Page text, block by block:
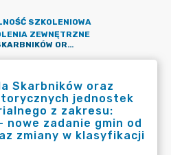
SZKOLENIOWA
ZEWNĘTRZNE
SZKOLENIE ONLINE DLA SKARBNIKÓW ORAZ PRACOWNIKÓW MERYTORYCZNYCH JEDNOSTEK SAMORZĄDU TERYTORIALNEGO Z ZAKRESU: DODATEK WĘGLOWY – NOWE ZADANIE GMIN OD SIERPNIA 2022 R. ORAZ ZMIANY W KLASYFIKACJI BUDŻETOWEJ
Skarbników oraz
jednostek
z zakresu:
nowe zadanie gmin od
zmiany w klasyfikacji